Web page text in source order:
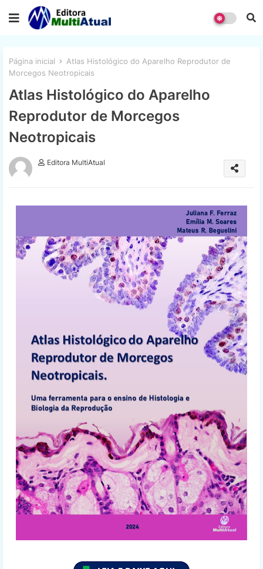
Página inicial
Atlas Histológico do Aparelho Reprodutor de
Morcegos Neotropicais
Atlas Histológico do Aparelho
Reprodutor de Morcegos
Neotropicais
Editora MultiAtual